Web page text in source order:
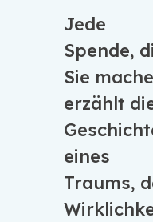
Jede
Spende,
Sie
erzählt
eines
Traums,